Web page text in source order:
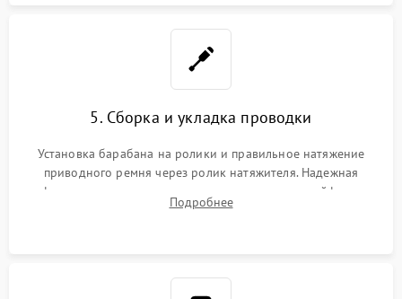
5. Сборка и укладка проводки
Установка барабана на ролики и правильное натяжение
приводного ремня через ролик натяжителя. Надежная
фиксация всех узлов, подключение клемм и шлейфов к
модулю управления. Монтаж корпусных панелей, люка и
Подробнее